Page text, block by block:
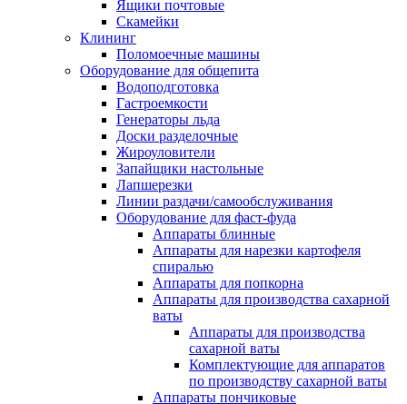
Ящики почтовые
Скамейки
Клининг
Поломоечные машины
Оборудование для общепита
Водоподготовка
Гастроемкости
Генераторы льда
Доски разделочные
Жироуловители
Запайщики настольные
Лапшерезки
Линии раздачи/самообслуживания
Оборудование для фаст-фуда
Аппараты блинные
Аппараты для нарезки картофеля
спиралью
Аппараты для попкорна
Аппараты для производства сахарной
ваты
Аппараты для производства
сахарной ваты
Комплектующие для аппаратов
по производству сахарной ваты
Аппараты пончиковые